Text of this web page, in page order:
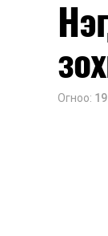
Огноо: